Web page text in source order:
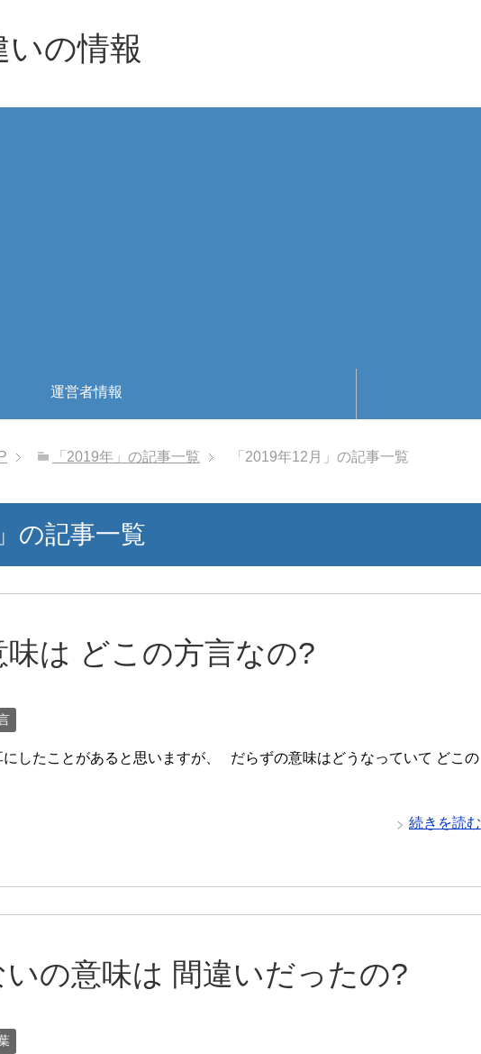
の情報
運営者情報
「2019年」の記事一覧 「2019年12月」の記事一覧
の記事一覧
は どこの方言なの?
にしたことがあると思いますが、 だらずの意味はどうなっていて どこの
続きを読む
いの意味は 間違いだったの?